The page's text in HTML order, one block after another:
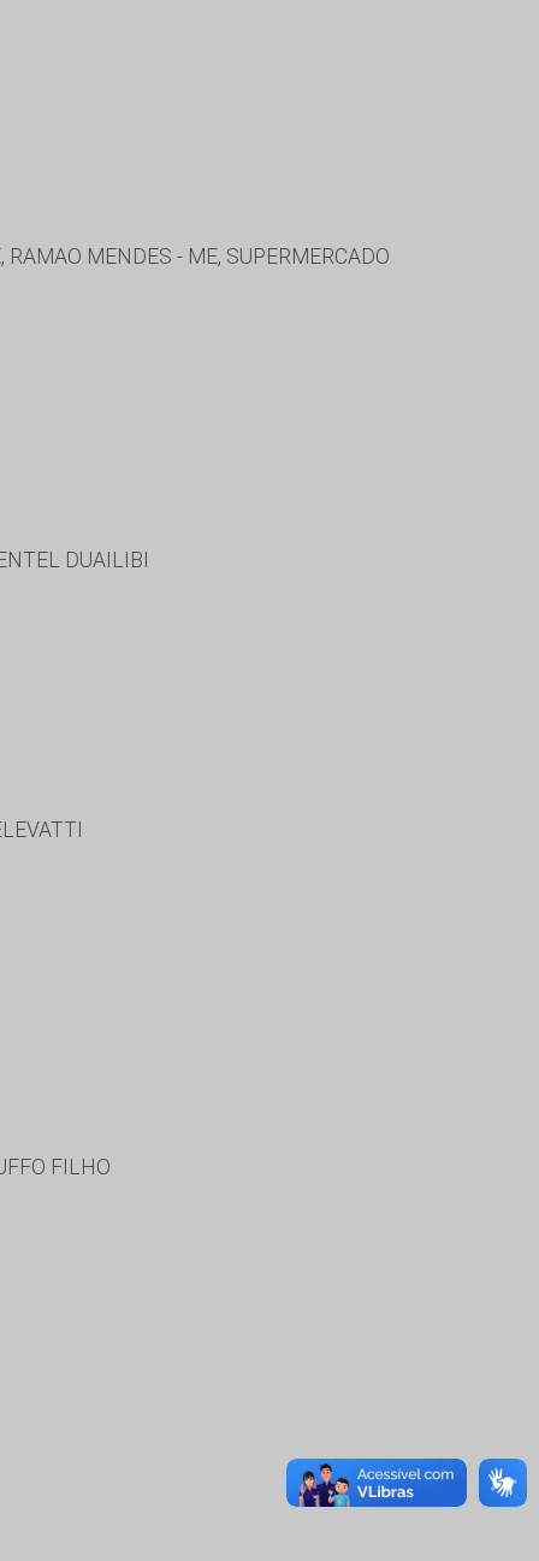
MENDES - ME, SUPERMERCADO
DUAILIBI
FILHO